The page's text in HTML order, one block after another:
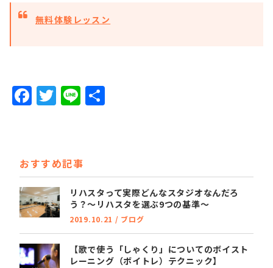
無料体験レッスン
F
e
b
o
o
k
T
t
e
r
Li
おすすめ記事
リハスタって実際どんなスタジオなんだろ
う？～リハスタを選ぶ9つの基準～
2019.10.21 / ブログ
【歌で使う「しゃくり」についてのボイスト
レーニング（ボイトレ）テクニック】